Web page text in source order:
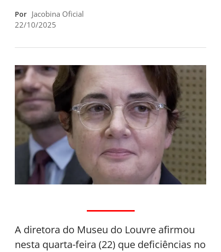
Por Jacobina Oficial
22/10/2025
A diretora do Museu do Louvre afirmou
nesta quarta-feira (22) que deficiências no